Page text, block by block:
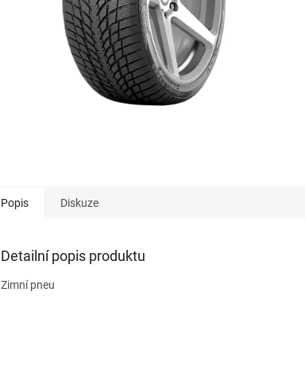
Popis Diskuze
Detailní popis produktu
Zimní pneu